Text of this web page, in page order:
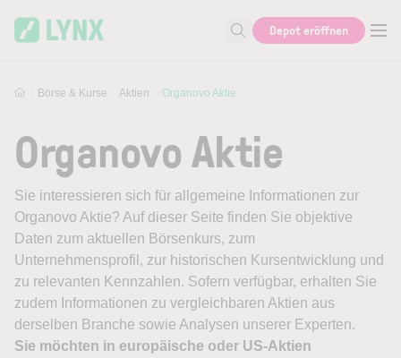
Suche nach Aktie, Autor...
Depot eröffnen
Börse & Kurse Aktien Organovo Aktie
Organovo Aktie
Sie interessieren sich für allgemeine Informationen zur
Organovo Aktie? Auf dieser Seite finden Sie objektive
Daten zum aktuellen Börsenkurs, zum
Unternehmensprofil, zur historischen Kursentwicklung und
zu relevanten Kennzahlen. Sofern verfügbar, erhalten Sie
zudem Informationen zu vergleichbaren Aktien aus
derselben Branche sowie Analysen unserer Experten.
Sie möchten in europäische oder US-Aktien